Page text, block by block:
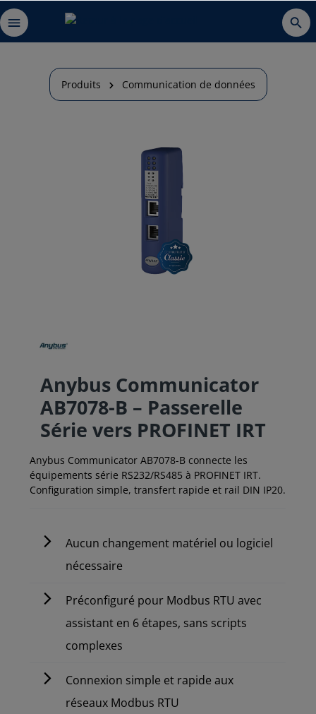
Produits Communication de données
Anybus Communicator
AB7078-B – Passerelle
Série vers PROFINET IRT
Anybus Communicator AB7078-B connecte les
équipements série RS232/RS485 à PROFINET IRT.
Configuration simple, transfert rapide et rail DIN IP20.
Aucun changement matériel ou logiciel
nécessaire
Préconfiguré pour Modbus RTU avec
assistant en 6 étapes, sans scripts
complexes
Connexion simple et rapide aux
réseaux Modbus RTU